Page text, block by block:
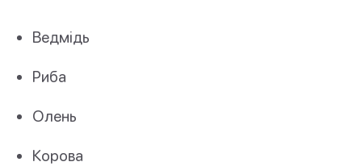
Ведмідь
Риба
Олень
Корова